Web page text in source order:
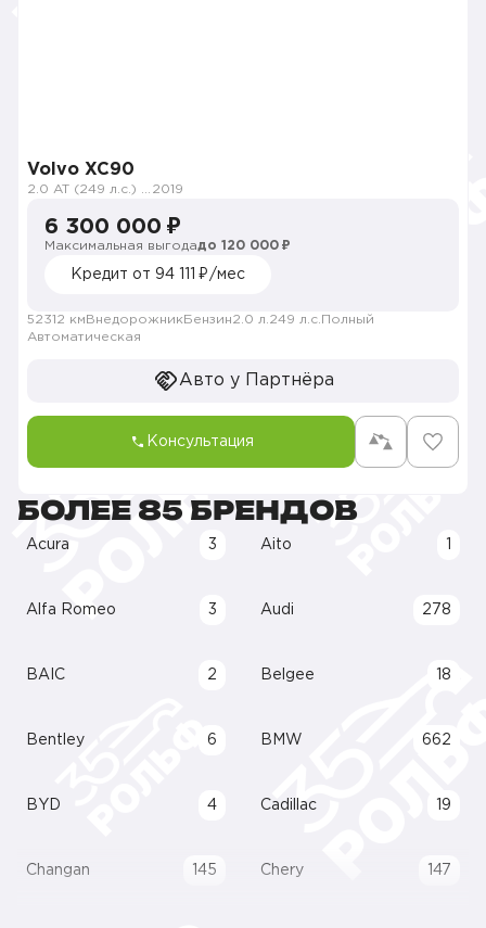
Volvo XC90
2019
6 300 000 ₽
Максимальная выгодадо 120 000 ₽
Кредит от 94 111 ₽/мес
52312 км Внедорожник Бензин2.0 л. 249 л.с. Полный
Автоматическая
Авто у Партнёра
Консультация
БОЛЕЕ 85 БРЕНДОВ
Acura 3 Aito
Alfa Romeo 3 Audi 278
BAIC 2 Belgee 18
Bentley 6 BMW 662
BYD 4 Cadillac 19
Changan 145 Chery 147